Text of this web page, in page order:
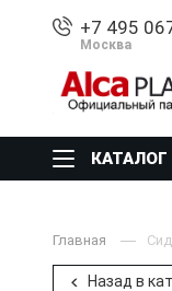
+7 495
Москва
Главная
Назад в